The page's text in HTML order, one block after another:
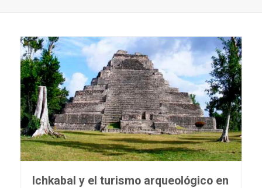
Ichkabal y el turismo arqueológico en